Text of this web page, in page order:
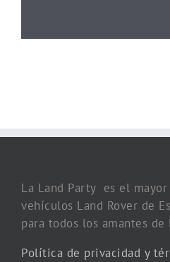
La Land Party es el
vehículos Land Rover de
para todos los amantes de
Política de privacidad y